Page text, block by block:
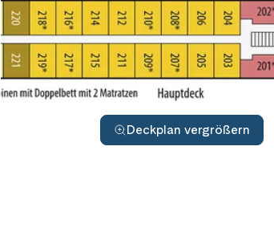
Deckplan vergrößern